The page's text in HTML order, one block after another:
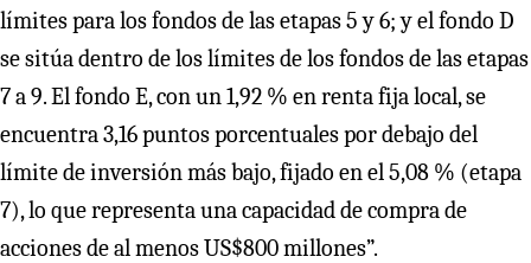
límites para los fondos de las etapas 5 y 6; y el fondo D
se sitúa dentro de los límites de los fondos de las etapas
7 a 9. El fondo E, con un 1,92 % en renta fija local, se
encuentra 3,16 puntos porcentuales por debajo del
límite de inversión más bajo, fijado en el 5,08 % (etapa
7), lo que representa una capacidad de compra de
acciones de al menos US$800 millones”.